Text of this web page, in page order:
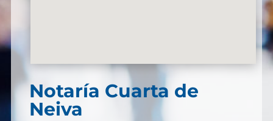
Notaría Cuarta de
Neiva